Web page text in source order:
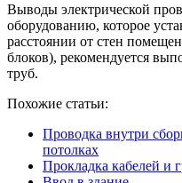
Выводы электрической
оборудованию, которое
расстоянии от стен
блоков), рекомендуется
труб.
Похожие статьи:
Проводка внутри
потолках
Прокладка кабелей и